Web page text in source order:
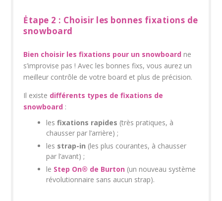
Ėtape 2 : Choisir les bonnes fixations de
snowboard
Bien choisir les fixations pour un snowboard ne
s’improvise pas ! Avec les bonnes fixs, vous aurez un
meilleur contrôle de votre board et plus de précision.
Il existe différents types de fixations de
snowboard :
lesfixations rapides (très pratiques, à
chausser par l’arrière) ;
les strap-in (les plus courantes, à chausser
par l’avant) ;
le Step On® de Burton (un nouveau système
révolutionnaire sans aucun strap).